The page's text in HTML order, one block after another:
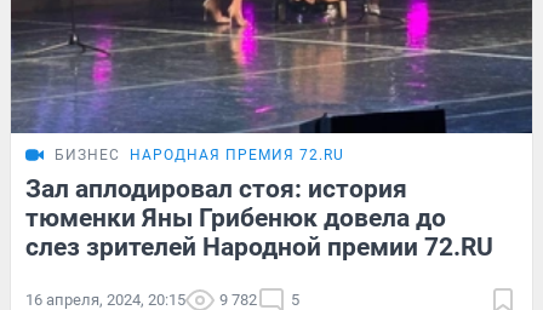
БИЗНЕС НАРОДНАЯ ПРЕМИЯ 72.RU
Зал аплодировал стоя: история
тюменки Яны Грибенюк довела до
слез зрителей Народной премии 72.RU
16 апреля, 2024, 20:15 9 782 5